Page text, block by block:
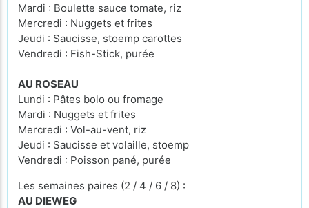
Mardi : Boulette sauce tomate, riz
Mercredi : Nuggets et frites
Jeudi : Saucisse, stoemp carottes
Vendredi : Fish-Stick, purée
AU ROSEAU
Lundi : Pâtes bolo ou fromage
Mardi : Nuggets et frites
Mercredi : Vol-au-vent, riz
Jeudi : Saucisse et volaille, stoemp
Vendredi : Poisson pané, purée
Les semaines paires (2 / 4 / 6 / 8) :
AU DIEWEG